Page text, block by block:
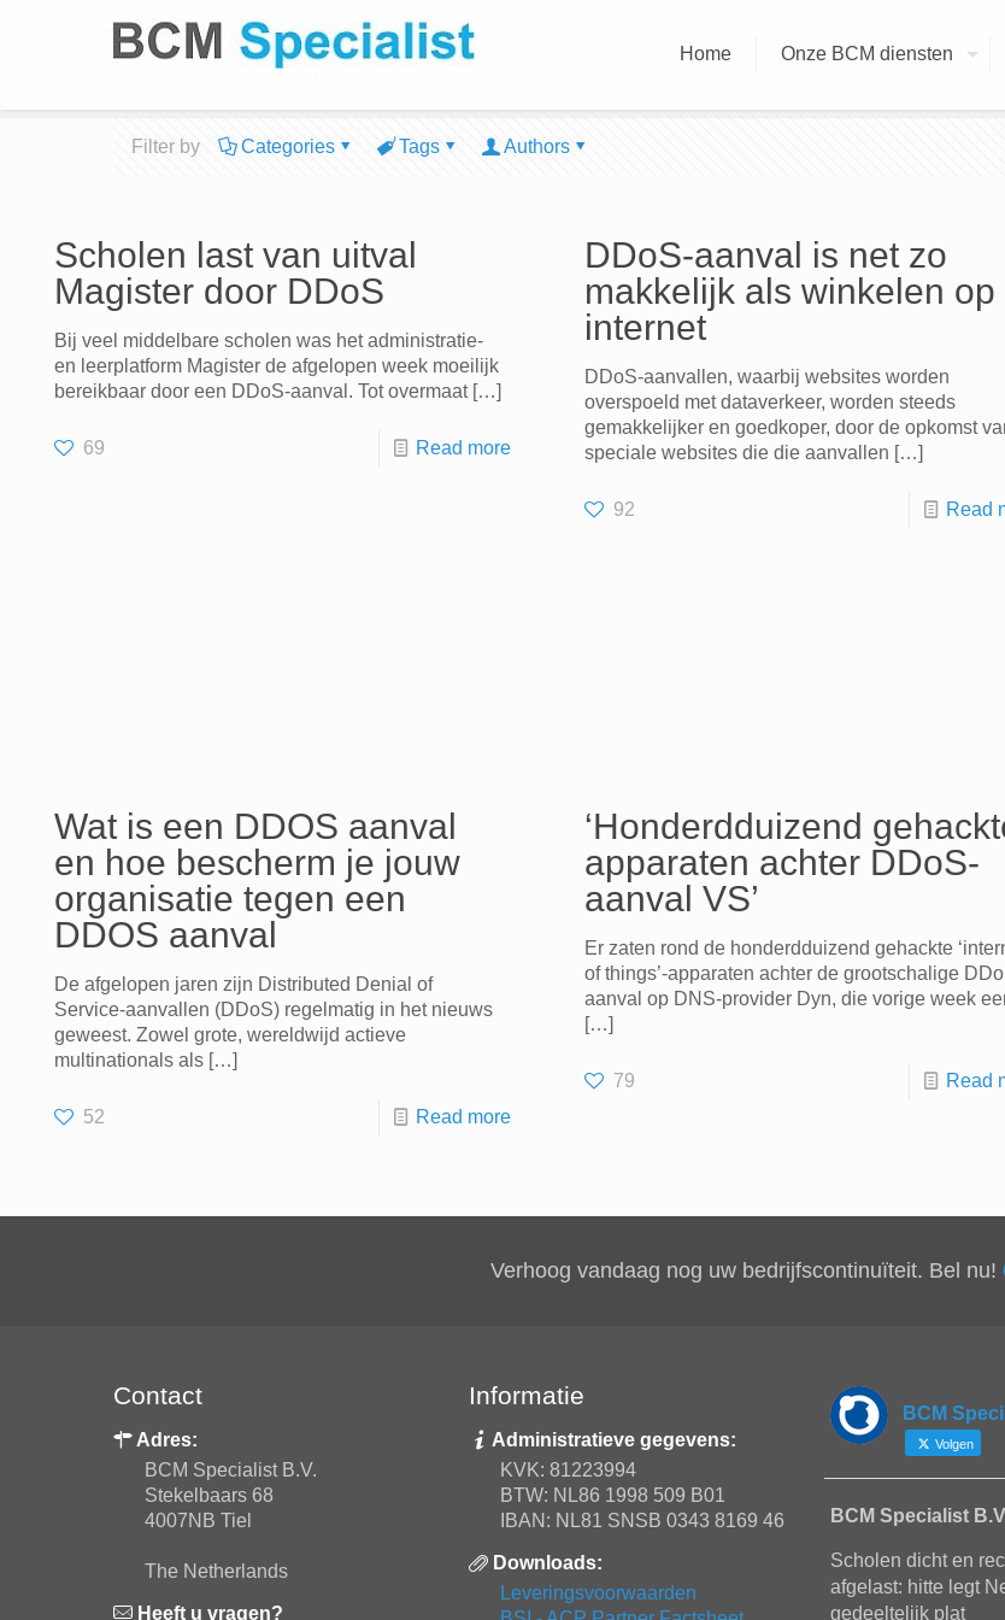
Home Onze BCM diensten
DDOS aanval
Filter by Categories Tags Authors
Scholen last van uitval
Magister door DDoS
Bij veel middelbare scholen was het administratie-
en leerplatform Magister de afgelopen week moeilijk
bereikbaar door een DDoS-aanval. Tot overmaat[…]
69 Read more
DDoS-aanval is net zo
makkelijk als winkelen op
internet
DDoS-aanvallen, waarbij websites worden
overspoeld met dataverkeer, worden steeds
gemakkelijker en goedkoper, door de opkomst
speciale websites die die aanvallen […]
92 Read
Wat is een DDOS aanval
en hoe bescherm je jouw
organisatie tegen een
DDOS aanval
De afgelopen jaren zijn Distributed Denial of
Service-aanvallen (DDoS) regelmatig in het nieuws
geweest. Zowel grote, wereldwijd actieve
multinationals als […]
52 Read more
‘Honderdduizend
apparaten achter DDoS-
aanval VS’
Er zaten rond de honderdduizend gehackte
of things’-apparaten achter de grootschalige
aanval op DNS-provider Dyn, die vorige week
[…]
79 Read
Verhoog vandaag nog uw bedrijfscontinuïteit. Bel nu!
Contact
Adres:
BCM Specialist B.V.
Stekelbaars 68
4007NB Tiel
The Netherlands
Heeft u vragen?
Informatie
Administratieve gegevens:
KVK: 81223994
BTW: NL86 1998 509 B01
IBAN: NL81 SNSB 0343 8169 46
Downloads:
Leveringsvoorwaarden
BCM
Volgen
BCM Specialist
Scholen dicht en
afgelast: hitte legt
gedeeltelijk plat